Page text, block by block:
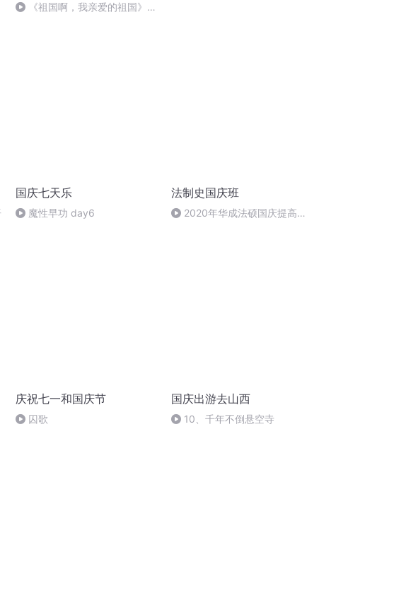
《祖国啊，我亲爱的祖国》温
国庆七天乐
魔性早功 day6
法制史国庆班
2020年华成法硕国庆提高班
庆祝七一和国庆节
囚歌
国庆出游去山西
10、千年不倒悬空寺